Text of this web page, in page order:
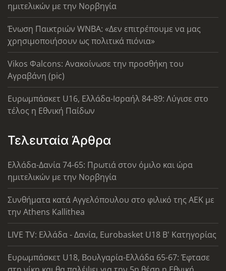
ημιτελικών με την Νορβηγία
Ένωση Παικτριών WNBA: «Δεν επιτρέπουμε να μας
χρησιμοποιήσουν ως πολιτικά πιόνια»
Vikos Φalcons: Ανακοίνωσε την προσθήκη του
Αγραβάνη (pic)
Ευρωμπάσκετ U16, Ελλάδα-Ισραήλ 84-89: Λύγισε στο
τέλος η Εθνική Παίδων
Τελευταία Άρθρα
Ελλάδα-Δανία 74-65: Πρωτιά στον όμιλο και ώρα
ημιτελικών με την Νορβηγία
Συνθήματα κατά Αγγελόπουλου στο φιλικό της ΑΕΚ με
την Athens Kallithea
LIVE TV: Ελλάδα - Δανία, Eurobasket U18 Β' Κατηγορίας
Ευρωμπάσκετ U18, Βουλγαρία-Ελλάδα 65-67: Έφτασε